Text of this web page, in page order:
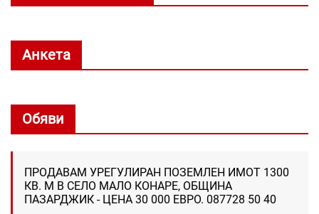
Анкета
Обяви
ПРОДАВАМ УРЕГУЛИРАН ПОЗЕМЛЕН ИМОТ 1300
КВ. М В СЕЛО МАЛО КОНАРЕ, ОБЩИНА
ПАЗАРДЖИК - ЦЕНА 30 000 ЕВРО. 087728 50 40